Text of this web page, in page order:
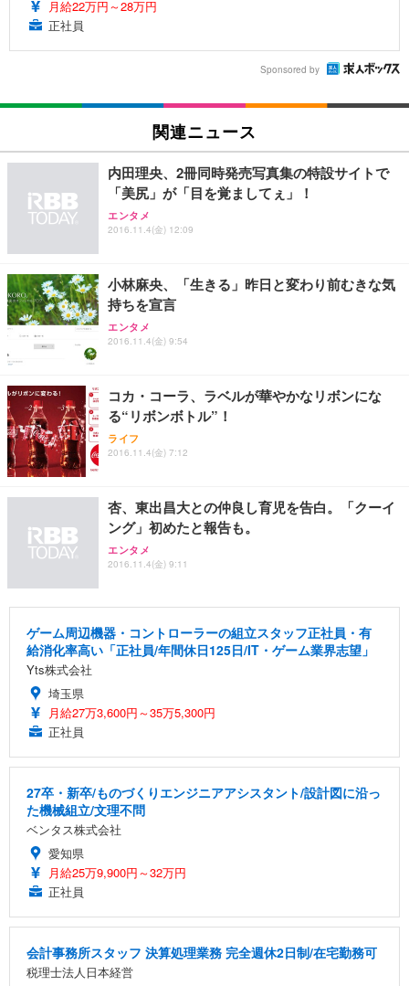
月給22万円～28万円
正社員
Sponsored by
関連ニュース
内田理央、2冊同時発売写真集の特設サイトで
「美尻」が「目を覚ましてぇ」！
エンタメ
2016.11.4(金) 12:09
小林麻央、「生きる」昨日と変わり前むきな気
持ちを宣言
エンタメ
2016.11.4(金) 9:54
コカ・コーラ、ラベルが華やかなリボンにな
る“リボンボトル”！
ライフ
2016.11.4(金) 7:12
杏、東出昌大との仲良し育児を告白。「クーイ
ング」初めたと報告も。
エンタメ
2016.11.4(金) 9:11
ゲーム周辺機器・コントローラーの組立スタッフ正社員・有
給消化率高い「正社員/年間休日125日/IT・ゲーム業界志望」
Yts株式会社
埼玉県
月給27万3,600円～35万5,300円
正社員
27卒・新卒/ものづくりエンジニアアシスタント/設計図に沿っ
た機械組立/文理不問
ベンタス株式会社
愛知県
月給25万9,900円～32万円
正社員
会計事務所スタッフ 決算処理業務 完全週休2日制/在宅勤務可
税理士法人日本経営